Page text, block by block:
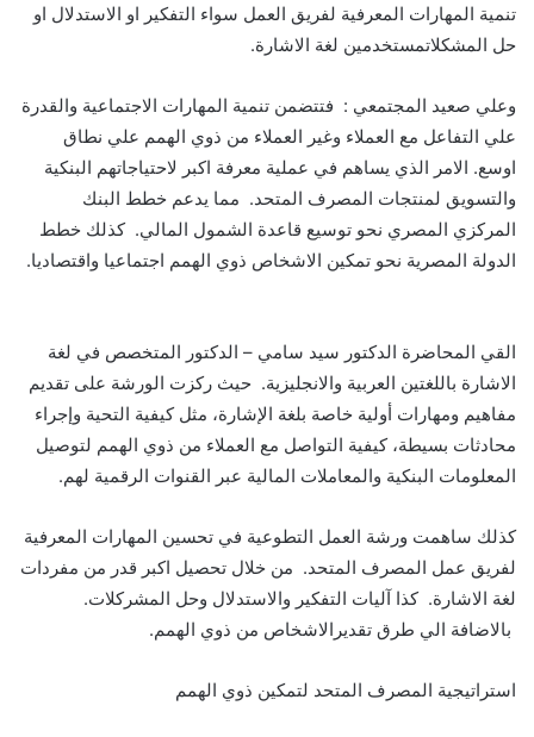
تنمية المهارات المعرفية لفريق العمل سواء التفكير او الاستدلال او
حل المشكلاتمستخدمين لغة الاشارة.
وعلي صعيد المجتمعي : فتتضمن تنمية المهارات الاجتماعية والقدرة
علي التفاعل مع العملاء وغير العملاء من ذوي الهمم علي نطاق
اوسع. الامر الذي يساهم في عملية معرفة اكبر لاحتياجاتهم البنكية
والتسويق لمنتجات المصرف المتحد. مما يدعم خطط البنك
المركزي المصري نحو توسيع قاعدة الشمول المالي. كذلك خطط
الدولة المصرية نحو تمكين الاشخاص ذوي الهمم اجتماعيا واقتصاديا.
القي المحاضرة الدكتور سيد سامي – الدكتور المتخصص في لغة
الاشارة باللغتين العربية والانجليزية. حيث ركزت الورشة على تقديم
مفاهيم ومهارات أولية خاصة بلغة الإشارة، مثل كيفية التحية وإجراء
محادثات بسيطة،كيفية التواصل مع العملاء من ذوي الهمم لتوصيل
المعلومات البنكية والمعاملات المالية عبر القنوات الرقمية لهم.
كذلك ساهمت ورشة العمل التطوعية في تحسين المهارات المعرفية
لفريق عمل المصرف المتحد. من خلال تحصيل اكبر قدر من مفردات
لغة الاشارة. كذا آليات التفكير والاستدلال وحل المشركلات.
بالاضافة الي طرق تقدير الاشخاص من ذوي الهمم.
استراتيجية المصرف المتحد لتمكين ذوي الهمم